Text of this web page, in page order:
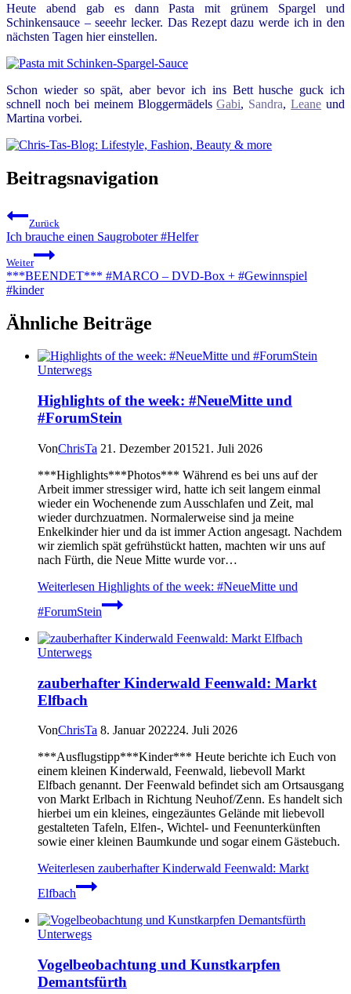
Heute abend gab es dann Pasta mit grünem Spargel und
Schinkensauce – seeehr lecker. Das Rezept dazu werde ich in den
nächsten Tagen hier einstellen.
Schon wieder so spät, aber bevor ich ins Bett husche guck ich
schnell noch bei meinem BloggermädelsGabi, Sandra,Leane und
Martina vorbei.
Beitragsnavigation
Zurück
Ich brauche einen Saugroboter #Helfer
Weiter
***BEENDET*** #MARCO – DVD-Box + #Gewinnspiel
#kinder
Ähnliche Beiträge
Unterwegs
Highlights of the week: #NeueMitte und
#ForumStein
VonChrisTa 21. Dezember 201521. Juli 2026
***Highlights***Photos*** Während es bei uns auf der
Arbeit immer stressiger wird, hatte ich seit langem einmal
wieder ein Wochenende zum Ausschlafen und Zeit, mal
wieder durchzuatmen. Normalerweise sind ja meine
Enkelkinder hier und da ist immer Action angesagt. Nachdem
wir ziemlich spät gefrühstückt hatten, machten wir uns auf
nach Fürth, die Neue Mitte wurde vor…
Weiterlesen Highlights of the week: #NeueMitte und
#ForumStein
Unterwegs
zauberhafter Kinderwald Feenwald: Markt
Elfbach
VonChrisTa 8. Januar 202224. Juli 2026
***Ausflugstipp***Kinder*** Heute berichte ich Euch von
einem kleinen Kinderwald, Feenwald, liebevoll Markt
Elfbach genannt. Der Feenwald befindet sich am Ortsausgang
von Markt Erlbach in Richtung Neuhof/Zenn. Es handelt sich
hierbei um ein kleines, eingezäuntes Gelände mit liebevoll
gestalteten Tafeln, Elfen-, Wichtel- und Feenunterkünften
sowie einer kleinen Baumkunde und sogar einem Gästebuch.
Weiterlesen zauberhafter Kinderwald Feenwald: Markt
Elfbach
Unterwegs
Vogelbeobachtung und Kunstkarpfen
Demantsfürth